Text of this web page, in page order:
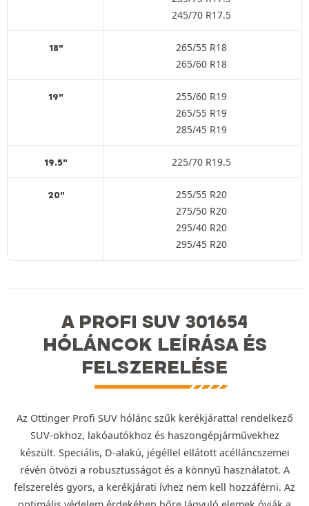
245/70 R17.5
18"
265/55 R18
265/60 R18
19"
255/60 R19
265/55 R19
285/45 R19
19.5" 225/70 R19.5
20"
255/55 R20
275/50 R20
295/40 R20
295/45 R20
A PROFI SUV 301654
HÓLÁNCOK LEÍRÁSA ÉS
FELSZERELÉSE
Az Ottinger Profi SUV hólánc szűk kerékjárattal rendelkező
SUV-okhoz, lakóautókhoz és haszongépjárművekhez
készült. Speciális, D-alakú, jégéllel ellátott acélláncszemei
révén ötvözi a robusztusságot és a könnyű használatot. A
felszerelés gyors, a kerékjárati ívhez nem kell hozzáférni. Az